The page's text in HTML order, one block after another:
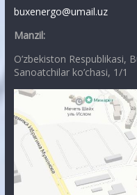
buxenergo@umail.uz
Manzil:
O’zbekiston Respublikasi,
Sanoatchilar ko’chasi, 1/1